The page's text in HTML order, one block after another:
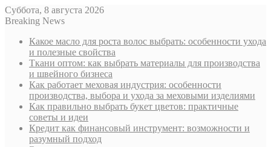
Суббота, 8 августа 2026
Breaking News
Какое масло для роста волос выбрать: особенности ухода
и полезные свойства
Ткани оптом: как выбрать материалы для производства
и швейного бизнеса
Как работает меховая индустрия: особенности
производства, выбора и ухода за меховыми изделиями
Как правильно выбрать букет цветов: практичные
советы и идеи
Кредит как финансовый инструмент: возможности и
разумный подход